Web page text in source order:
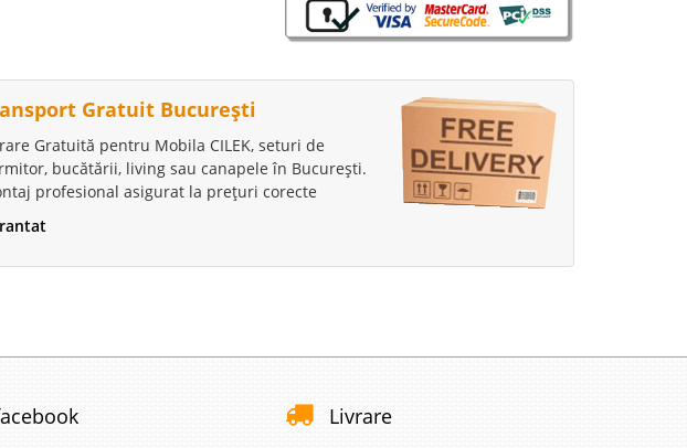
Gratuit București
Gratuită pentru Mobila CILEK, seturi de
bucătării, living sau canapele în București.
profesional asigurat la prețuri corecte
Livrare